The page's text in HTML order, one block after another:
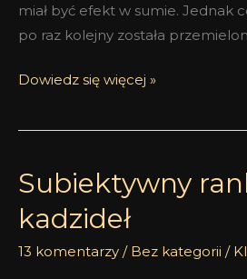
miał być efekt w sumie. Jednak
po raz kolejny została
Dowiedz się więcej »
Subiektywny
kadzideł
13 komentarzy / Bez kategorii /
Subiektywny
kadzideł